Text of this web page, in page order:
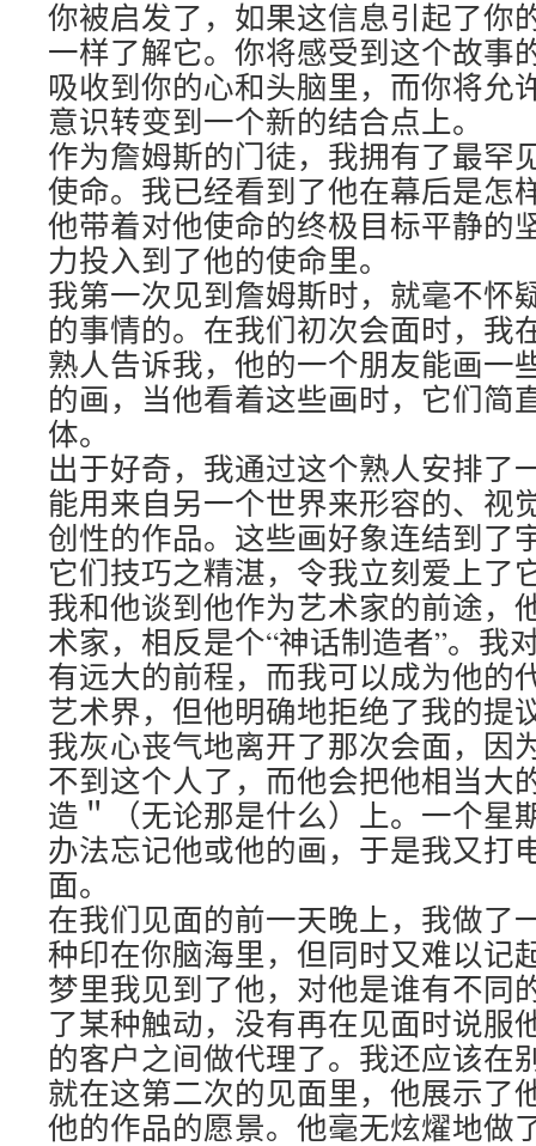
你被启发了，如果这信息引起了你
一样了解它。你将感受到这个故事
吸收到你的心和头脑里，而你将允
意识转变到一个新的结合点上。
作为詹姆斯的门徒，我拥有了最罕
使命。我已经看到了他在幕后是怎
他带着对他使命的终极目标平静的
力投入到了他的使命里。
我第一次见到詹姆斯时，就毫不怀
的事情的。在我们初次会面时，我
熟人告诉我，他的一个朋友能画一
的画，当他看着这些画时，它们简
体。
出于好奇，我通过这个熟人安排了
能用来自另一个世界来形容的、视
创性的作品。这些画好象连结到了
它们技巧之精湛，令我立刻爱上了
我和他谈到他作为艺术家的前途，
术家，相反是个“神话制造者”。我
有远大的前程，而我可以成为他的
艺术界，但他明确地拒绝了我的提
我灰心丧气地离开了那次会面，因
不到这个人了，而他会把他相当大
造＂（无论那是什么）上。一个星
办法忘记他或他的画，于是我又打
面。
在我们见面的前一天晚上，我做了
种印在你脑海里，但同时又难以记
梦里我见到了他，对他是谁有不同
了某种触动，没有再在见面时说服
的客户之间做代理了。我还应该在
就在这第二次的见面里，他展示了
他的作品的愿景。他毫无炫燿地做